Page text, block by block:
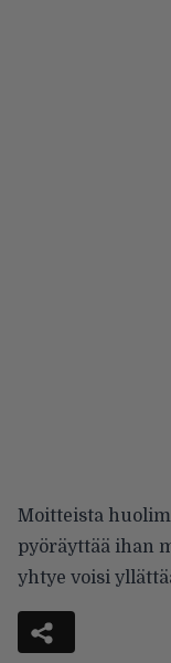
Moitteista
pyöräyttää ihan
yhtye voisi